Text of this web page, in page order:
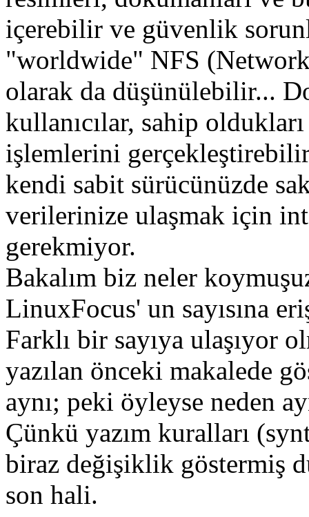
içerebilir ve güvenlik
"worldwide" NFS
olarak da düşünülebilir...
kullanıcılar, sahip
işlemlerini
kendi sabit sürücünüzde
verilerinize ulaşmak için
gerekmiyor.
Bakalım biz neler
LinuxFocus' un sayısına
Farklı bir sayıya ulaşıyor
yazılan önceki makalede
aynı; peki öyleyse neden
Çünkü yazım kuralları
biraz değişiklik göstermiş
son hali.